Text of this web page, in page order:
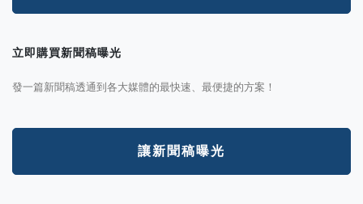
立即購買新聞稿曝光
發一篇新聞稿透通到各大媒體的最快速、最便捷的方案！
讓新聞稿曝光